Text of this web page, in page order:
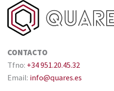
CONTACTO
Tfno: +34 951.20.45.32
Email: info@quares.es